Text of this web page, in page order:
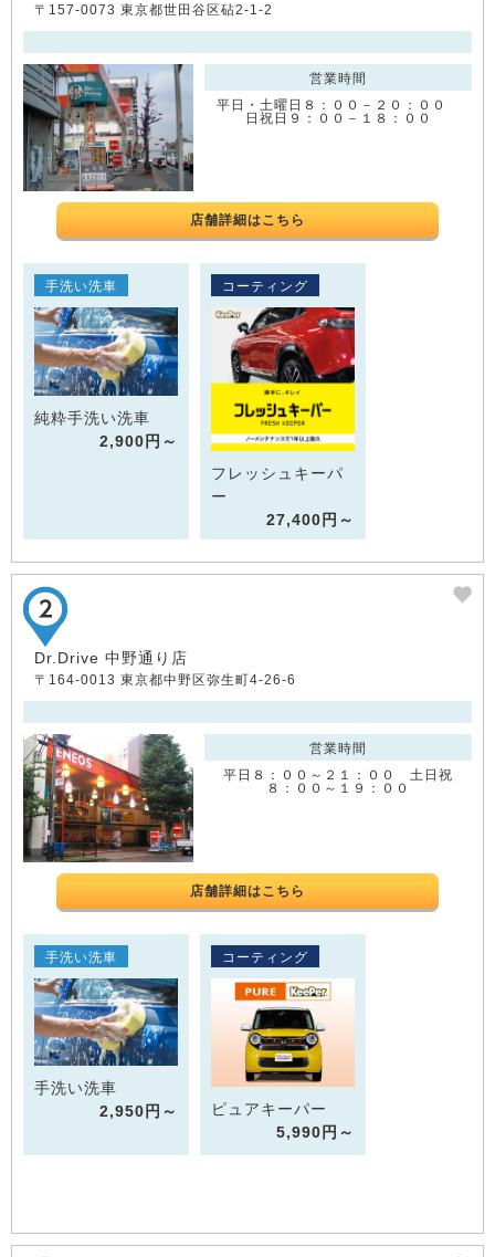
〒157-0073 東京都世田谷区砧2-1-2
営業時間
平日・土曜日８：００－２０：００
日祝日９：００－１８：００
店舗詳細はこちら
手洗い洗車
純粋手洗い洗車
2,900円～
コーティング
フレッシュキーパ
ー
27,400円～
Dr.Drive 中野通り店
〒164-0013 東京都中野区弥生町4-26-6
営業時間
平日８：００～２１：００ 土日祝
８：００～１９：００
店舗詳細はこちら
手洗い洗車
手洗い洗車
2,950円～
コーティング
ピュアキーパー
5,990円～